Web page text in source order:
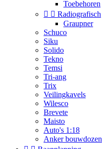
Toebehoren
  Radiografisch
Graupner
Schuco
Siku
Solido
Tekno
Temsi
Tri-ang
Trix
Veilingkavels
Wilesco
Brevete
Maisto
Auto's 1:18
Anker bouwdozen